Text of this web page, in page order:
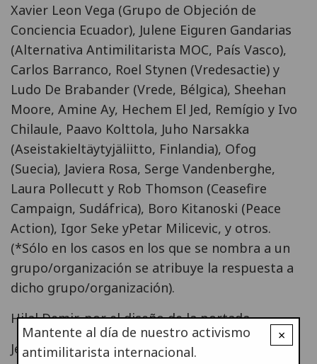
Xavier Leon Vega (Grupo de Objeción de
Conciencia Ecuador), Julene Eiguren Gandarias
(Alternativa Antimilitarista MOC, País Vasco),
Carlos Barranco, Roel Stynen (Vredesactie) y
Ludo De Brabander (Vrede, Bélgica), Sheehan
Moore, Amine Ay, Hechem El Jed, Remígio y Ivo
Chilaule, Paavo Kolttola, Juho Narsakka
(Aseistakieltäytyjäliitto, Finlandia), Ofog
(Suecia), Javiera Rosa, Serge Vandenberghe,
Laura Pollecutt y Rob Thomson (Ceasefire
Campaign, Sudáfrica), Boro Kitanoski (Peace
Action), Igor Seke yPetar Milicevic, y otros.
(*Sólo en los casos en los que se nombra a un
grupo/organización se atribuye la respuesta a
dicho grupo/organización).
Hilal Demir, por el diseño de la portada.
Jessica Metheringham, Michèle Brock, Graham
×
Mantente al día de nuestro activismo
antimilitarista internacional.